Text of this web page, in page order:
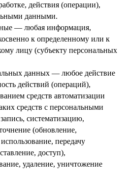
действия (операции),
данными.
— любая информация,
к определенному или к
лицу (субъекту персональных
данных — любое действие
действий (операций),
средств автоматизации
средств с персональными
систематизацию,
(обновление,
передачу
доступ),
удаление, уничтожение